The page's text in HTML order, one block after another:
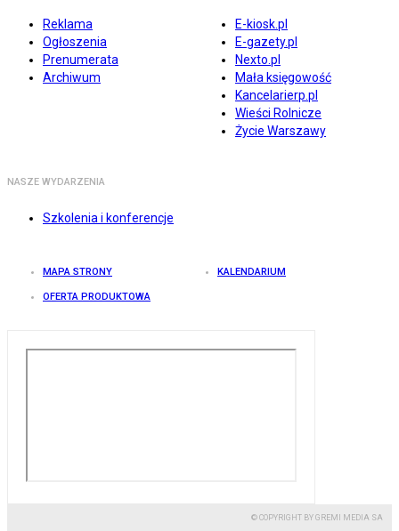
Reklama
Ogłoszenia
Prenumerata
Archiwum
E-kiosk.pl
E-gazety.pl
Nexto.pl
Mała księgowość
Kancelarierp.pl
Wieści Rolnicze
Życie Warszawy
NASZE WYDARZENIA
Szkolenia i konferencje
MAPA STRONY KALENDARIUM
OFERTA PRODUKTOWA
© COPYRIGHT BY GREMI MEDIA SA